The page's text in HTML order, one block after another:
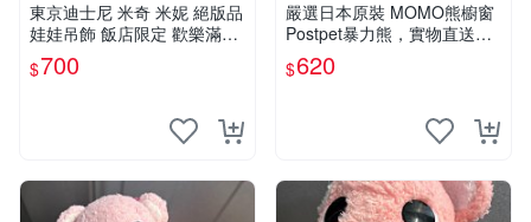
東京迪士尼 米奇 米妮 絕版品
娃娃吊飾 飯店限定 歡樂滿人
間 復活節
$700
嚴選日本原裝 MOMO熊櫥窗
Postpet暴力熊，實物直送新
臺灣。MOMO熊 暴力熊 熊貓
櫥窗
$620